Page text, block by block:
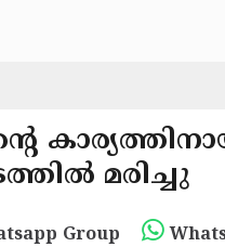
മരിച്ചു
Group